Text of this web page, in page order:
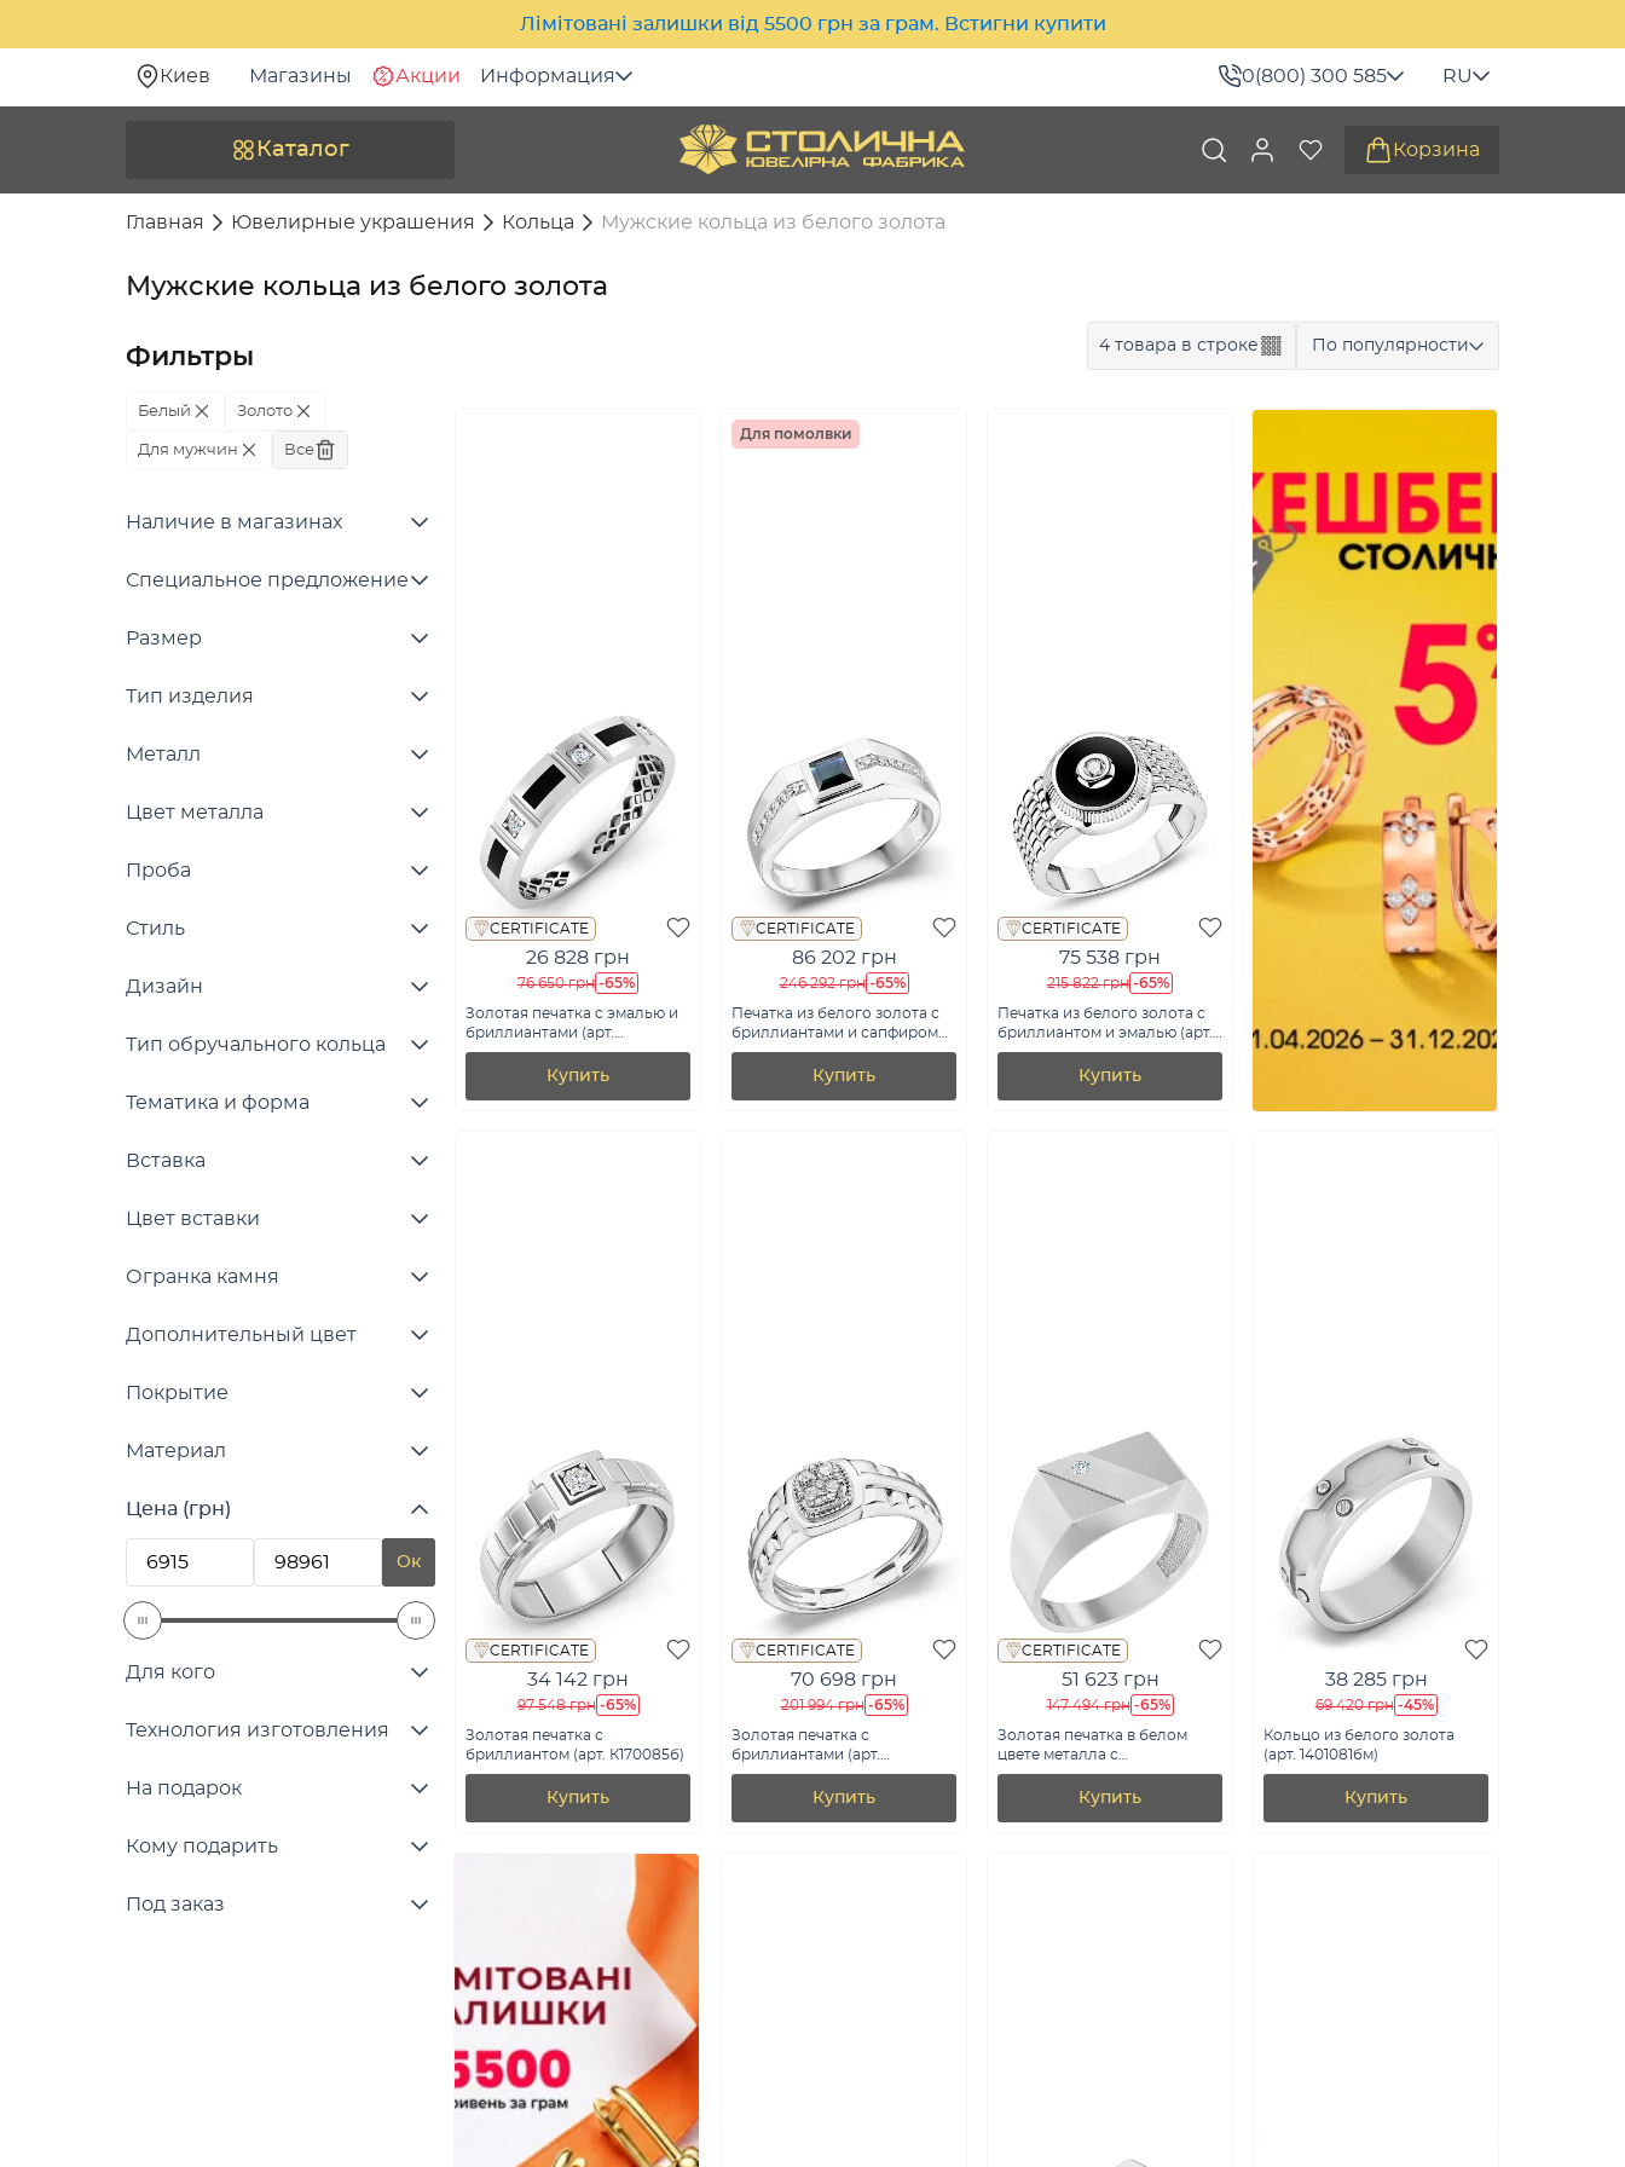
Лімітовані залишки від 5500 грн за грам. Встигни купити
Киев Магазины Акции Информация 0(800) 300 585 RU
Каталог Корзина
Главная Ювелирные украшения Кольца Мужские кольца из белого золота
Мужские кольца из белого золота
Фильтры
Белый Золото
Для мужчин Все
Наличие в магазинах
Специальное предложение
Размер
Тип изделия
Металл
Цвет металла
Проба
Стиль
Дизайн
Тип обручального кольца
Тематика и форма
Вставка
Цвет вставки
Огранка камня
Дополнительный цвет
Покрытие
Материал
Цена (грн)
Ок
Для кого
Технология изготовления
На подарок
Кому подарить
Под заказ
4 товара в строке По популярности
CERTIFICATE
26 828 грн
76 650 грн -65%
Золотая печатка с эмалью и
бриллиантами (арт.
К170087010беч)
Купить
Для помолвки
CERTIFICATE
86 202 грн
246 292 грн -65%
Печатка из белого золота с
бриллиантами и сапфиром
(арт. К341536015бс)
Купить
CERTIFICATE
75 538 грн
215 822 грн -65%
Печатка из белого золота с
бриллиантом и эмалью (арт.
К170074010б)
Купить
CERTIFICATE
34 142 грн
97 548 грн -65%
Золотая печатка с
бриллиантом (арт. К170085б)
Купить
CERTIFICATE
70 698 грн
201 994 грн -65%
Золотая печатка с
бриллиантами (арт.
К341415030б)
Купить
CERTIFICATE
51 623 грн
147 494 грн -65%
Золотая печатка в белом
цвете металла с
бриллиантом (арт.
К170039005б)Купить
38 285 грн
69 420 грн -45%
Кольцо из белого золота
(арт. 1401081бм)
Купить